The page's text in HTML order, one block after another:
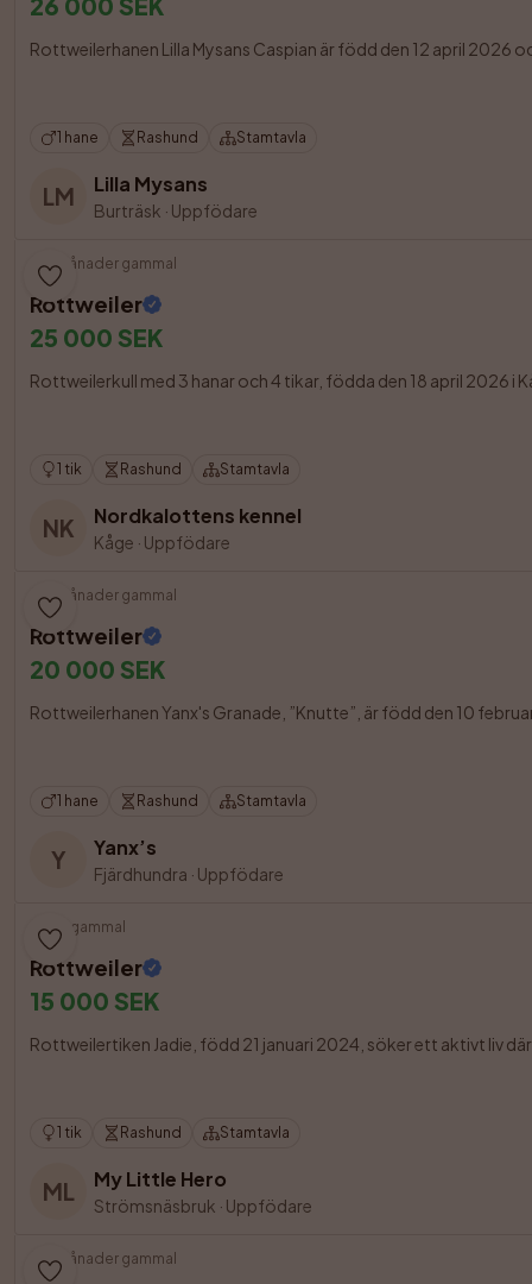
Rottweilerhanen Lilla Mysans Caspian är född den 12 april 2026
1 hane Rashund Stamtavla
LM Lilla Mysans
Burträsk · Uppfödare
3 månader gammal
Rottweiler
25 000 SEK
Rottweilerkull med 3 hanar och 4 tikar, födda den 18 april 2026 i
1 tik Rashund Stamtavla
NK Nordkalottens kennel
Kåge · Uppfödare
5 månader gammal
Rottweiler
20 000 SEK
Rottweilerhanen Yanx's Granade, ”Knutte”, är född den 10
1 hane Rashund Stamtavla
Y Yanx’s
Fjärdhundra · Uppfödare
2 år gammal
Rottweiler
15 000 SEK
Rottweilertiken Jadie, född 21 januari 2024, söker ett aktivt liv
1 tik Rashund Stamtavla
ML My Little Hero
Strömsnäsbruk · Uppfödare
4 månader gammal